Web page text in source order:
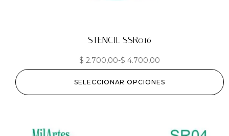
STENCIL SSR016
$ 2.700,00-$ 4.700,00
SELECCIONAR OPCIONES